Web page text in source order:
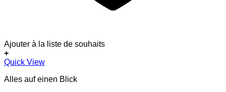
Ajouter à la liste de souhaits
+
Quick View
Alles auf einen Blick